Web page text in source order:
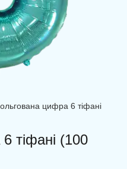
цифра 6 тіфані
тіфані (100